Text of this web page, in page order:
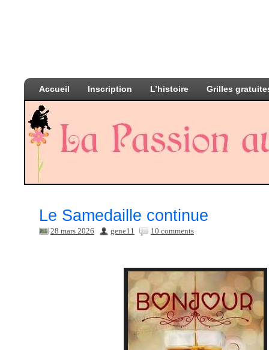
Accueil Inscription L’histoire Grilles
Le Samedaille continue
28 mars 2026 gene11 10 comments